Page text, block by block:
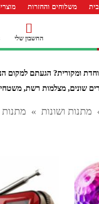
משלוחים והחזרות
החשבון שלי
ומקורית? הגעתם למקום
מתנות ושונות » מתנות